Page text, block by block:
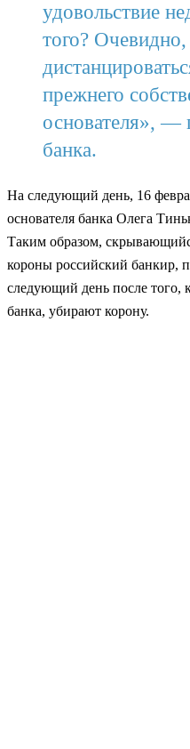
удовольствие
того?
прежнего
основателя», —
банка.
На следующий день, 16
основателя банка Олега
Таким образом,
короны российский банкир,
следующий день после того,
банка, убирают корону.